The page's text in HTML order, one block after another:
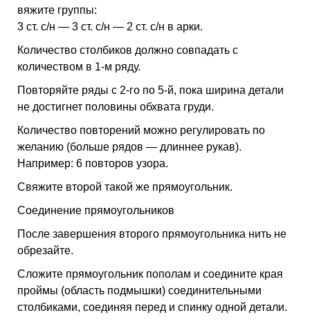
вяжите группы:
3 ст. с/н — 3 ст. с/н — 2 ст. с/н в арки.
Количество столбиков должно совпадать с
количеством в 1-м ряду.
Повторяйте ряды с 2-го по 5-й, пока ширина детали
не достигнет половины обхвата груди.
Количество повторений можно регулировать по
желанию (больше рядов — длиннее рукав).
Например: 6 повторов узора.
Свяжите второй такой же прямоугольник.
Соединение прямоугольников
После завершения второго прямоугольника нить не
обрезайте.
Сложите прямоугольник пополам и соедините края
проймы (область подмышки) соединительными
столбиками, соединяя перед и спинку одной детали.